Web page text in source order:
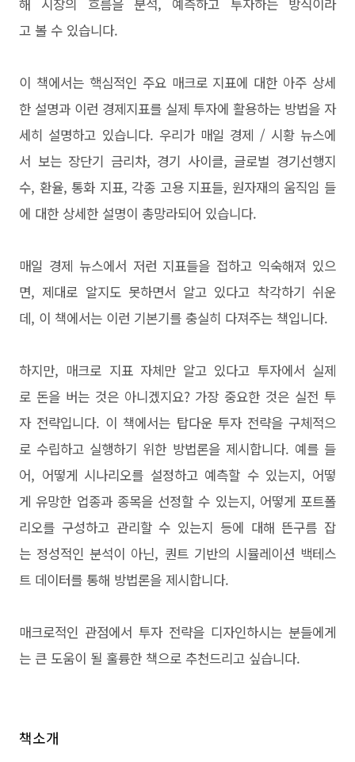
해 시장의 흐름을 분석, 예측하고 투자하는 방식이라
고 볼 수 있습니다.
이 책에서는 핵심적인 주요 매크로 지표에 대한 아주 상세
한 설명과 이런 경제지표를 실제 투자에 활용하는 방법을 자
세히 설명하고 있습니다. 우리가 매일 경제 / 시황 뉴스에
서 보는 장단기 금리차, 경기 사이클, 글로벌 경기선행지
수, 환율, 통화 지표, 각종 고용 지표들, 원자재의 움직임 들
에 대한 상세한 설명이 총망라되어 있습니다.
매일 경제 뉴스에서 저런 지표들을 접하고 익숙해져 있으
면, 제대로 알지도 못하면서 알고 있다고 착각하기 쉬운
데, 이 책에서는 이런 기본기를 충실히 다져주는 책입니다.
하지만, 매크로 지표 자체만 알고 있다고 투자에서 실제
로 돈을 버는 것은 아니겠지요? 가장 중요한 것은 실전 투
자 전략입니다. 이 책에서는 탑다운 투자 전략을 구체적으
로 수립하고 실행하기 위한 방법론을 제시합니다. 예를 들
어, 어떻게 시나리오를 설정하고 예측할 수 있는지, 어떻
게 유망한 업종과 종목을 선정할 수 있는지, 어떻게 포트폴
리오를 구성하고 관리할 수 있는지 등에 대해 뜬구름 잡
는 정성적인 분석이 아닌, 퀀트 기반의 시뮬레이션 백테스
트 데이터를 통해 방법론을 제시합니다.
매크로적인 관점에서 투자 전략을 디자인하시는 분들에게
는 큰 도움이 될 훌륭한 책으로 추천드리고 싶습니다.
책소개